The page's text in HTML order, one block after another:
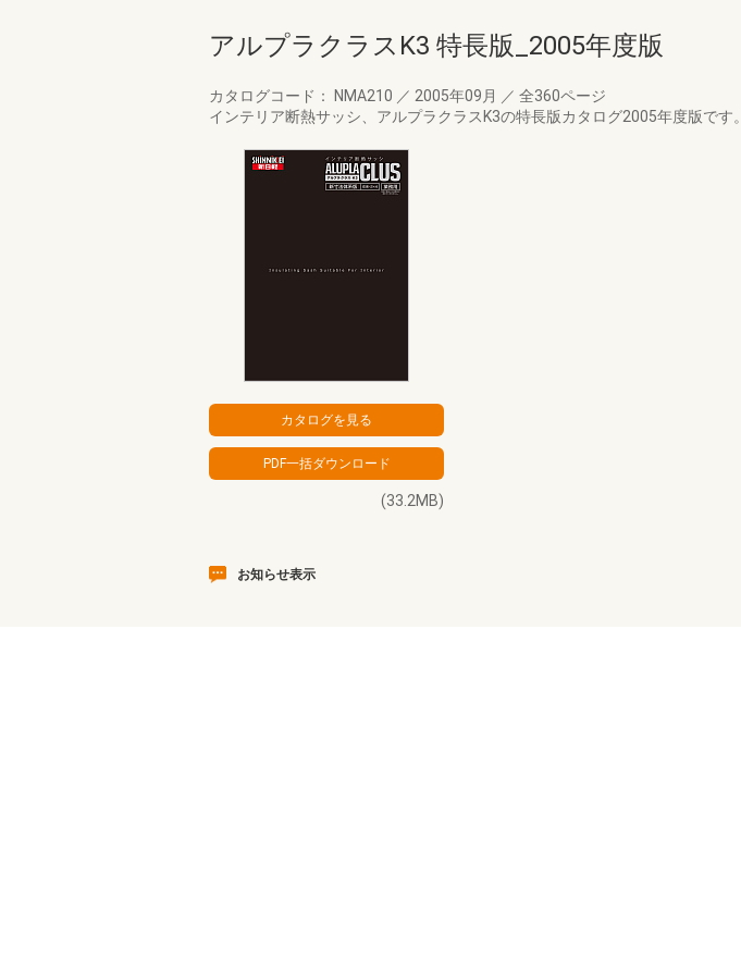
アルプラクラスK3 特長版_2005年度版
カタログコード： NMA210 ／ 2005年09月 ／ 全360ページ
インテリア断熱サッシ、アルプラクラスK3の特長版カタログ2005年度版です。
(33.2MB)
お知らせ表示